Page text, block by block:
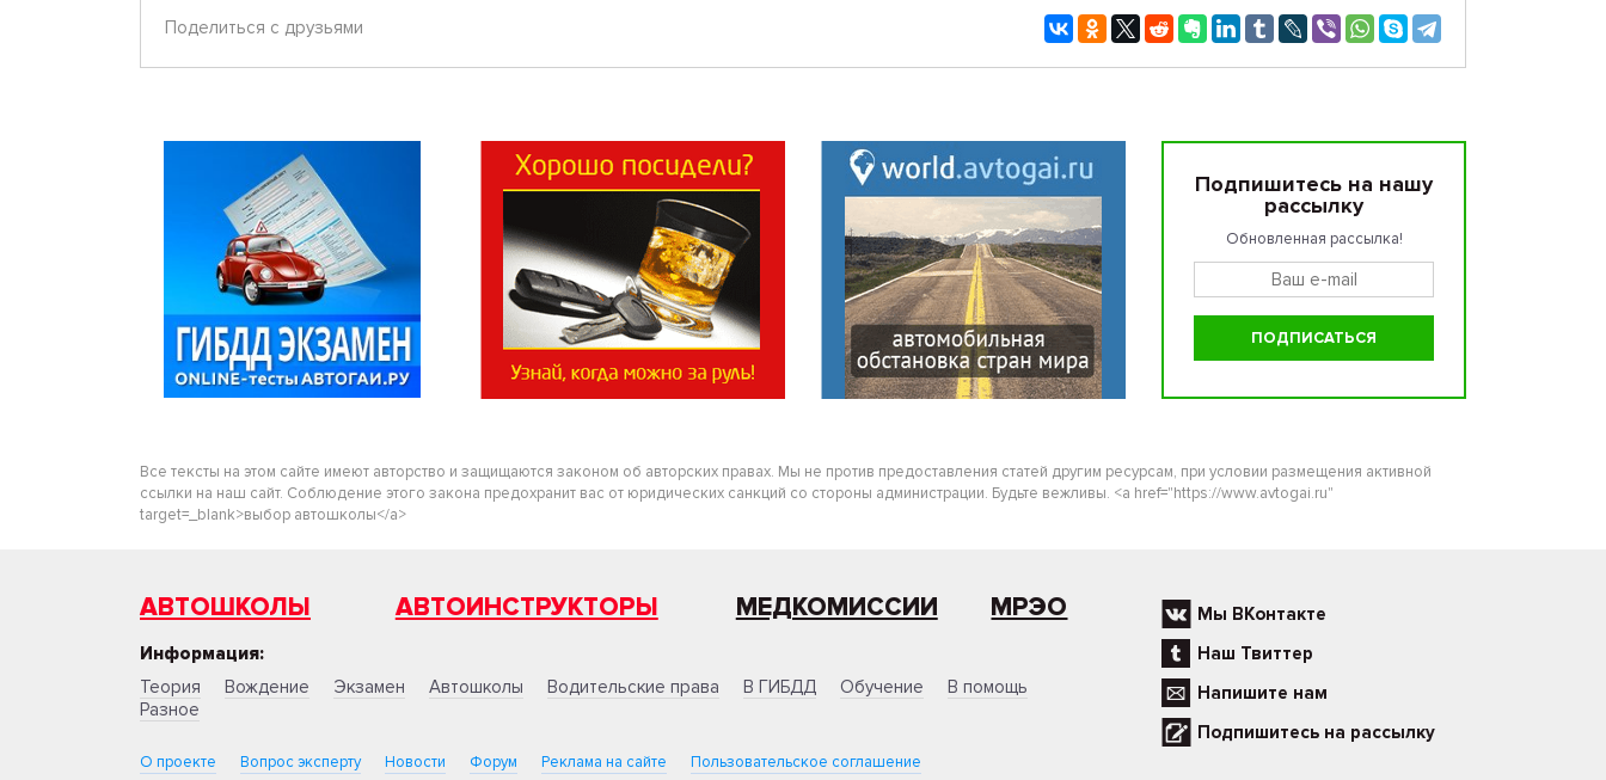
Поделиться с друзьями
Подпишитесь на нашу
рассылку
Обновленная рассылка!
Все тексты на этом сайте имеют авторство и защищаются законом об авторских правах. Мы не против предоставления статей другим ресурсам, при условии размещения активной
ссылки на наш сайт. Соблюдение этого закона предохранит вас от юридических санкций со стороны администрации. Будьте вежливы. <a href="https://www.avtogai.ru"
target=_blank>выбор автошколы</a>
АВТОШКОЛЫ АВТОИНСТРУКТОРЫ МЕДКОМИССИИ МРЭО
Информация:
Теория
Вождение Экзамен Автошколы Водительские права В ГИБДД Обучение
В помощь
Разное
О проекте Вопрос эксперту Новости Форум Реклама на сайте Пользовательское соглашение
Мы ВКонтакте
Наш Твиттер
Напишите нам
Подпишитесь на рассылку